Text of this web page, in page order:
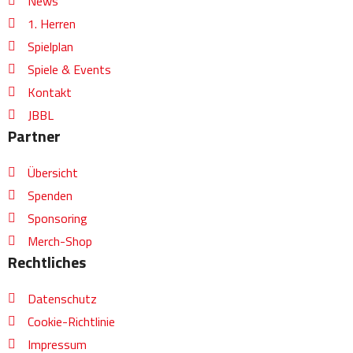
o
o
k
g
r
a
m
1. Herren
Spielplan
Spiele & Events
Kontakt
JBBL
Partner
Übersicht
Spenden
Sponsoring
Merch-Shop
Rechtliches
Datenschutz
Cookie-Richtlinie
Impressum